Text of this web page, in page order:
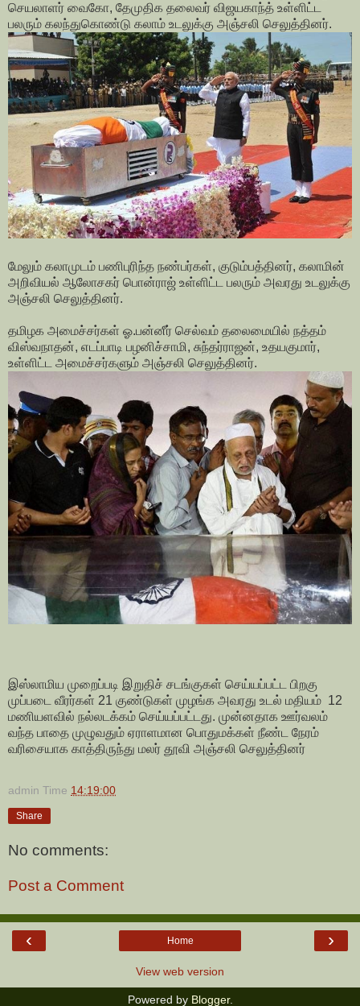
செயலாளர் வைகோ, தேமுதிக தலைவர் விஜயகாந்த் உள்ளிட்ட
பலரும் கலந்துகொண்டு கலாம் உடலுக்கு அஞ்சலி செலுத்தினர்.
மேலும் கலாமுடம் பணிபுரிந்த நண்பர்கள், குடும்பத்தினர், கலாமின்
அறிவியல் ஆலோசகர் பொன்ராஜ் உள்ளிட்ட பலரும் அவரது உடலுக்கு
அஞ்சலி செலுத்தினர்.
தமிழக அமைச்சர்கள் ஓ.பன்னீர் செல்வம் தலைமையில் நத்தம்
விஸ்வநாதன், எடப்பாடி பழனிச்சாமி, சுந்தர்ராஜன், உதயகுமார்,
உள்ளிட்ட அமைச்சர்களும் அஞ்சலி செலுத்தினர்.
இஸ்லாமிய முறைப்படி இறுதிச் சடங்குகள் செய்யப்பட்ட பிறகு
முப்படை வீரர்கள் 21 குண்டுகள் முழங்க அவரது உடல் மதியம் 12
மணியளவில் நல்லடக்கம் செய்யப்பட்டது. முன்னதாக ஊர்வலம்
வந்த பாதை முழுவதும் ஏராளமான பொதுமக்கள் நீண்ட நேரம்
வரிசையாக காத்திருந்து மலர் தூவி அஞ்சலி செலுத்தினர்
admin Time 14:19:00
Share
No comments:
Post a Comment
‹ ›
Home
View web version
Powered by Blogger.